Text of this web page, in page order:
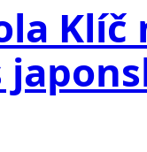
Klíč